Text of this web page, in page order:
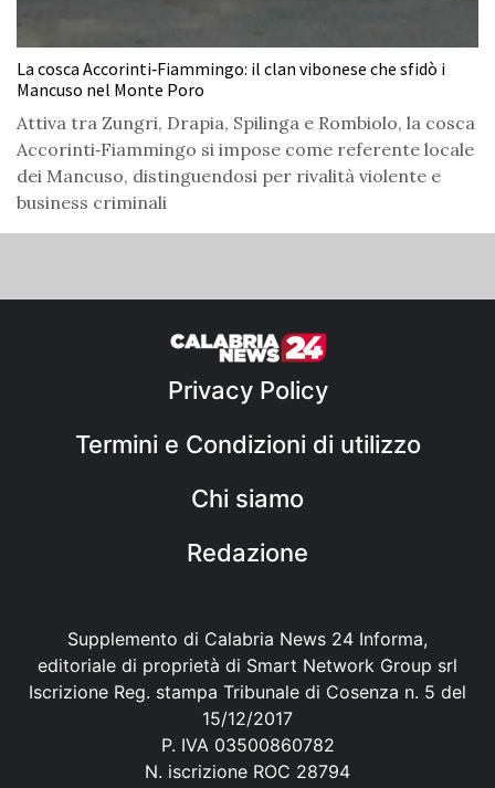
La cosca Accorinti‑Fiammingo: il clan vibonese che sfidò i
Mancuso nel Monte Poro
Attiva tra Zungri, Drapia, Spilinga e Rombiolo, la cosca
Accorinti‑Fiammingo si impose come referente locale
dei Mancuso, distinguendosi per rivalità violente e
business criminali
Privacy Policy
Termini e Condizioni di utilizzo
Chi siamo
Redazione
Supplemento di Calabria News 24 Informa,
editoriale di proprietà di Smart Network Group srl
Iscrizione Reg. stampa Tribunale di Cosenza n. 5 del
15/12/2017
P. IVA 03500860782
N. iscrizione ROC 28794